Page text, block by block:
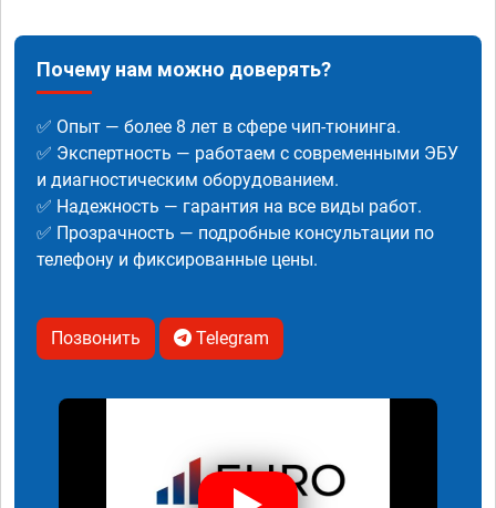
Почему нам можно доверять?
✅ Опыт — более 8 лет в сфере чип-тюнинга.
✅ Экспертность — работаем с современными ЭБУ
и диагностическим оборудованием.
✅ Надежность — гарантия на все виды работ.
✅ Прозрачность — подробные консультации по
телефону и фиксированные цены.
Позвонить Telegram